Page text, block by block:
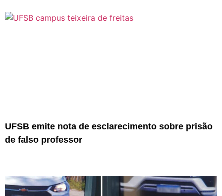
UFSB emite nota de esclarecimento sobre prisão
de falso professor